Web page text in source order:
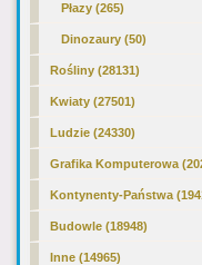
Płazy (265)
Dinozaury (50)
Rośliny (28131)
Kwiaty (27501)
Ludzie (24330)
Grafika Komputerowa
Kontynenty-Państwa
Budowle (18948)
Inne (14965)